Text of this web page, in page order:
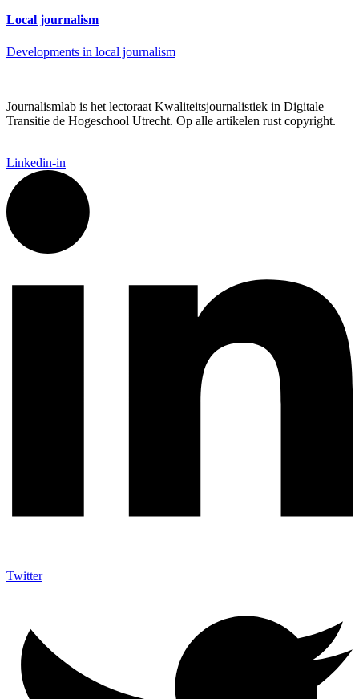
Local journalism
Developments in local journalism
Journalismlab is het lectoraat Kwaliteitsjournalistiek in Digitale
Transitie de Hogeschool Utrecht. Op alle artikelen rust copyright.
Linkedin-in
Twitter